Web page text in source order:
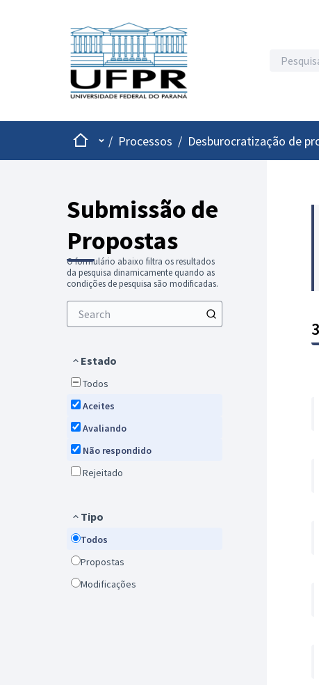
InicioMenu principal
/ Processos / Desburocratização de
Submissão de
Propostas
O formulário abaixo filtra os resultados
da pesquisa dinamicamente quando as
condições de pesquisa são modificadas.
Estado
Todos
Aceites
Avaliando
Não respondido
Rejeitado
Tipo
Todos
Propostas
Modificações